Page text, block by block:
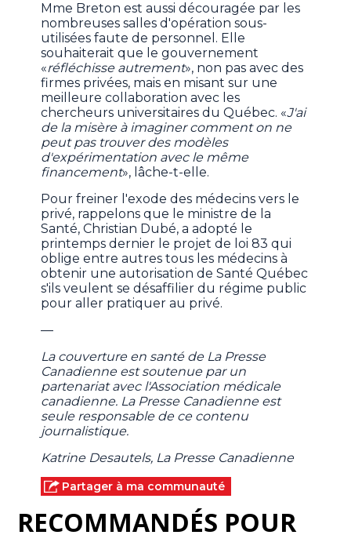
Mme Breton est aussi découragée par les
nombreuses salles d'opération sous-
utilisées faute de personnel. Elle
souhaiterait que le gouvernement
«réfléchisse autrement», non pas avec des
firmes privées, mais en misant sur une
meilleure collaboration avec les
chercheurs universitaires du Québec. «J'ai
de la misère à imaginer comment on ne
peut pas trouver des modèles
d'expérimentation avec le même
financement», lâche-t-elle.
Pour freiner l'exode des médecins vers le
privé, rappelons que le ministre de la
Santé, Christian Dubé, a adopté le
printemps dernier le projet de loi 83 qui
oblige entre autres tous les médecins à
obtenir une autorisation de Santé Québec
s'ils veulent se désaffilier du régime public
pour aller pratiquer au privé.
—
La couverture en santé de La Presse
Canadienne est soutenue par un
partenariat avec l'Association médicale
canadienne. La Presse Canadienne est
seule responsable de ce contenu
journalistique.
Katrine Desautels, La Presse Canadienne
Partager à ma communauté
RECOMMANDÉS POUR